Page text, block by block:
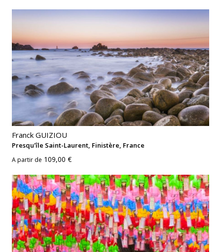
Franck GUIZIOU
Presqu'île Saint-Laurent, Finistère, France
A partir de 109,00 €